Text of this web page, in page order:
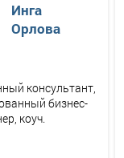
Инга
Орлова
консультант,
бизнес-
коуч.